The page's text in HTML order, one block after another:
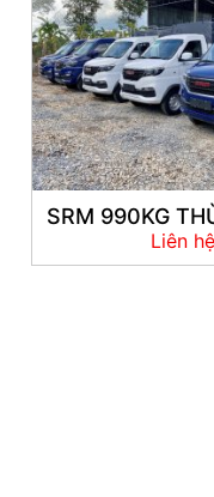
SRM 990KG
Liên hệ